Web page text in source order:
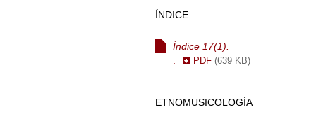
ÍNDICE
Índice 17(1).
PDF(639 KB)
ETNOMUSICOLOGÍA